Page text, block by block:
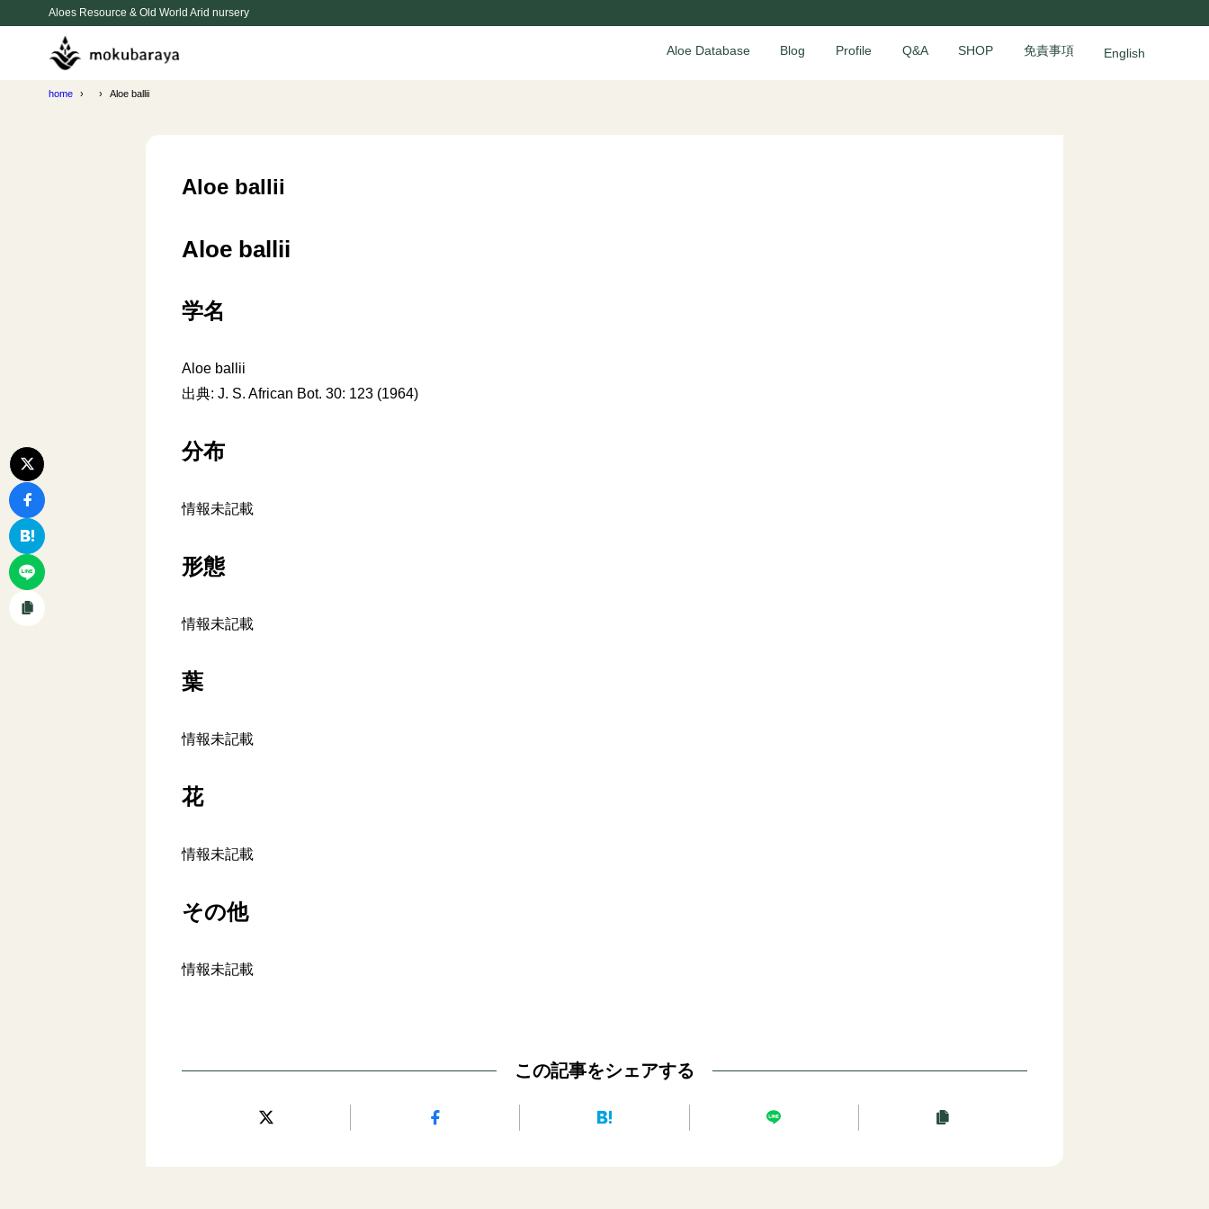
Aloes Resource & Old World Arid nursery
Aloe Database Blog Profile Q&A SHOP 免責事項 English
home Aloe ballii
Aloe ballii
Aloe ballii
学名
Aloe ballii
出典: J. S. African Bot. 30: 123 (1964)
分布
情報未記載
形態
情報未記載
葉
情報未記載
花
情報未記載
その他
情報未記載
この記事をシェアする